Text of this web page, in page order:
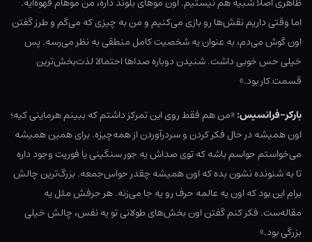
اما وقتی داریم نقش‌ها رو بازی می‌کنیم و من به چیزی که می‌گم و طرز گفتن
اون گوش می‌دم، به عنوان یه شخصیت کامل منطقی به نظر می‌رسه. پس
خیلی حس خوبی داشت. شنیدن دوباره صداها احتمالا لذت‌بخش‌ترین
قسمت کار بود.»
بارکر-فرانسیس:«من هم فقط روی این تمرکز داشتم که ببینم هرماینی کیه؛
اون همیشه در حال فکر کردن و سردرآوردن از همه‌چیزه. برای همین همیشه
می‌خواستم حواسم باشه که توی صداش یه جور سنگینی یا فوریت وجود داره
تا به شنونده نشون بده که اون همیشه چقدر حواس‌جمعه. بزرگ‌ترین چالش
برام این بود که اون یه عالمه حرف رو یه جا می‌زنه. هر حرفش مثل یه
مقاله‌ست. فکر کنم گفتن اون بخش‌های طولانی تو یه نفس، چالش خیلی
بزرگی بود.»